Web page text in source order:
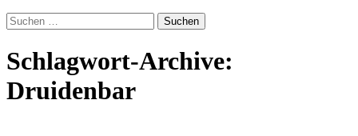
Suchen
nach:
Schlagwort-Archive:
Druidenbar